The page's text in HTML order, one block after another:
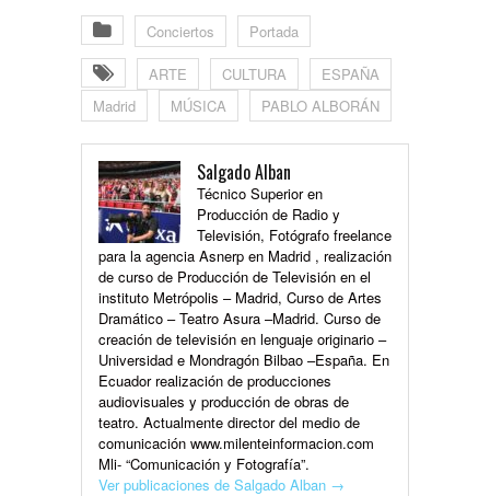
Conciertos Portada
ARTE CULTURA
ESPAÑA
Madrid
MÚSICA PABLO ALBORÁN
Salgado Alban
Técnico Superior en
Producción de Radio y
Televisión, Fotógrafo freelance
para la agencia Asnerp en Madrid , realización
de curso de Producción de Televisión en el
instituto Metrópolis – Madrid, Curso de Artes
Dramático – Teatro Asura –Madrid. Curso de
creación de televisión en lenguaje originario –
Universidad e Mondragón Bilbao –España. En
Ecuador realización de producciones
audiovisuales y producción de obras de
teatro. Actualmente director del medio de
comunicación www.milenteinformacion.com
Mli- “Comunicación y Fotografía”.
Ver publicaciones de Salgado Alban →